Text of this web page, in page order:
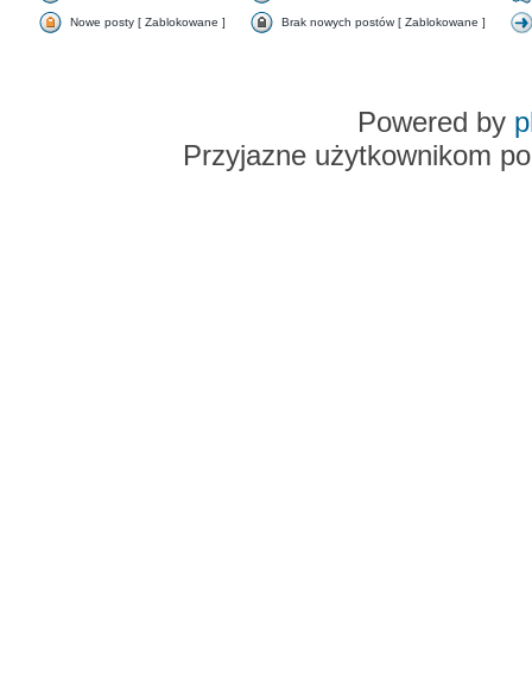
Nowe posty [ Zablokowane ] Brak nowych postów [ Zablokowane ]
Powered by
Przyjazne użytkownikom